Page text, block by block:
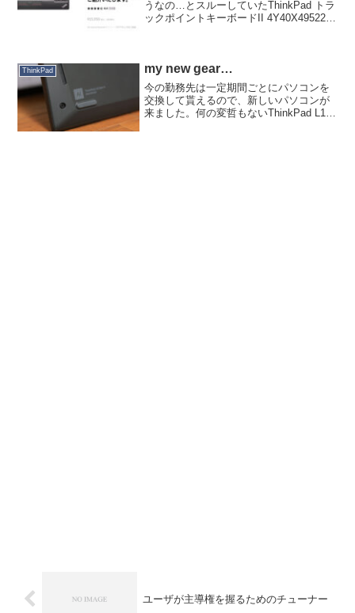
うなの…とスルーしていたThinkPad トラ
ックポイントキーボードII 4Y40X49522
ThinkPad my new gear…
今の勤務先は一定期間ごとにパソコンを
交換して貰えるので、新しいパソコンが
来ました。何の変哲もないThinkPad L13
ユーザが主導権を握るためのチューナー